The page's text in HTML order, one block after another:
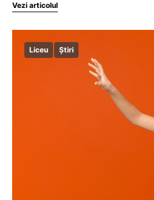
Vezi articolul
Liceu Știri